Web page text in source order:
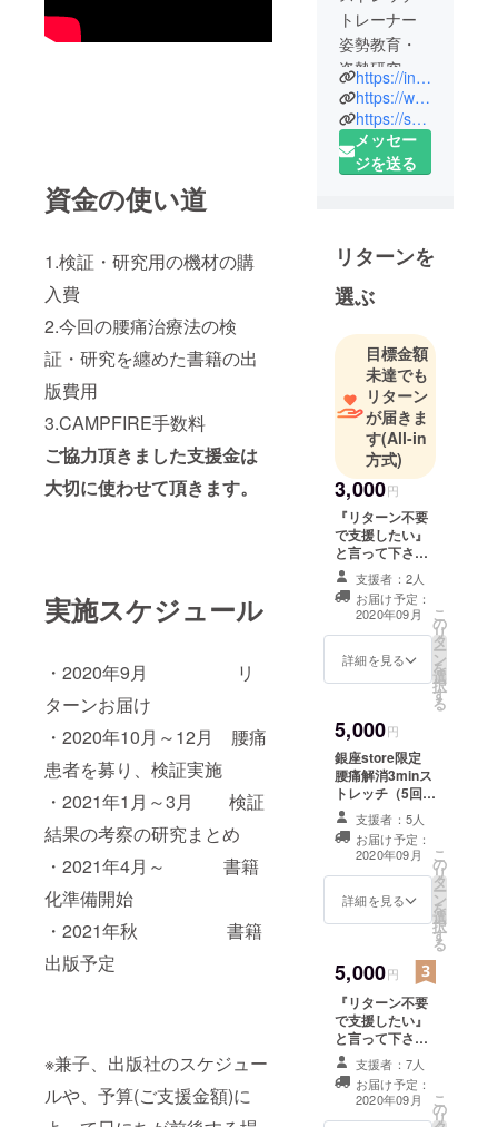
資金の使い道
1.検証・研究用の機材の購
入費
2.今回の腰痛治療法の検
証・研究を纏めた書籍の出
版費用
3.CAMPFIRE手数料
ご協力頂きました支援金は
大切に使わせて頂きます。
実施スケジュール
・2020年9月 リ
ターンお届け
・2020年10月～12月 腰痛
患者を募り、検証実施
・2021年1月～3月 検証
結果の考察の研究まとめ
・2021年4月～ 書籍
化準備開始
・2021年秋 書籍
出版予定
※兼子、出版社のスケジュー
ルや、予算(ご支援金額)に
トレーナー
姿勢教育・
姿勢研究家
早稲田大学
大学院ス
ポーツ科学
修士号
一般社団法
人 日本ス
トレッチト
レーナー学
日本スト
レッチト
レーナー学
院 代表講
師
日本で初め
て「スト
レッチ専門
店」を開業
させたカリ
スマトレー
ナーとして
https://instagram.com/ssskaneko?igshid=yngetgkcolxf
https://www.youtube.com/user/ssskaneko
https://sss-kaneko.co.jp/
メッセー
ジを送る
リターンを
選ぶ
目標金額
未達でも
リターン
が届きま
す(All-in
方式)
3,000円
『リターン不要
で支援したい』
と言って下さる
方は、 こちらを
選択して下さ
い。 兼子からお
礼の一斉メッ
セージ（皆さま
同一内容です）
支援者：2人
お届け予定：
2020年09月
詳細を見る
こ
の
リ
タ
ー
ン
を
選
択
す
る
5,000円
銀座store限定
腰痛解消3minス
トレッチ（5回
分） 兼子ただし
本人がストレッ
チします！ こち
らは銀座
store（東京都中
央区銀座1-19-15
す。 有効期限：
2020年9月〜
2020年12月
支援者：5人
お届け予定：
2020年09月
詳細を見る
こ
の
リ
タ
ー
ン
を
選
択
す
る
5,000円
『リターン不要
で支援したい』
と言って下さる
方は、 こちらを
選択して下さ
い。 兼子からお
礼の個別メッ
支援者：7人
お届け予定：
2020年09月
こ
の
リ